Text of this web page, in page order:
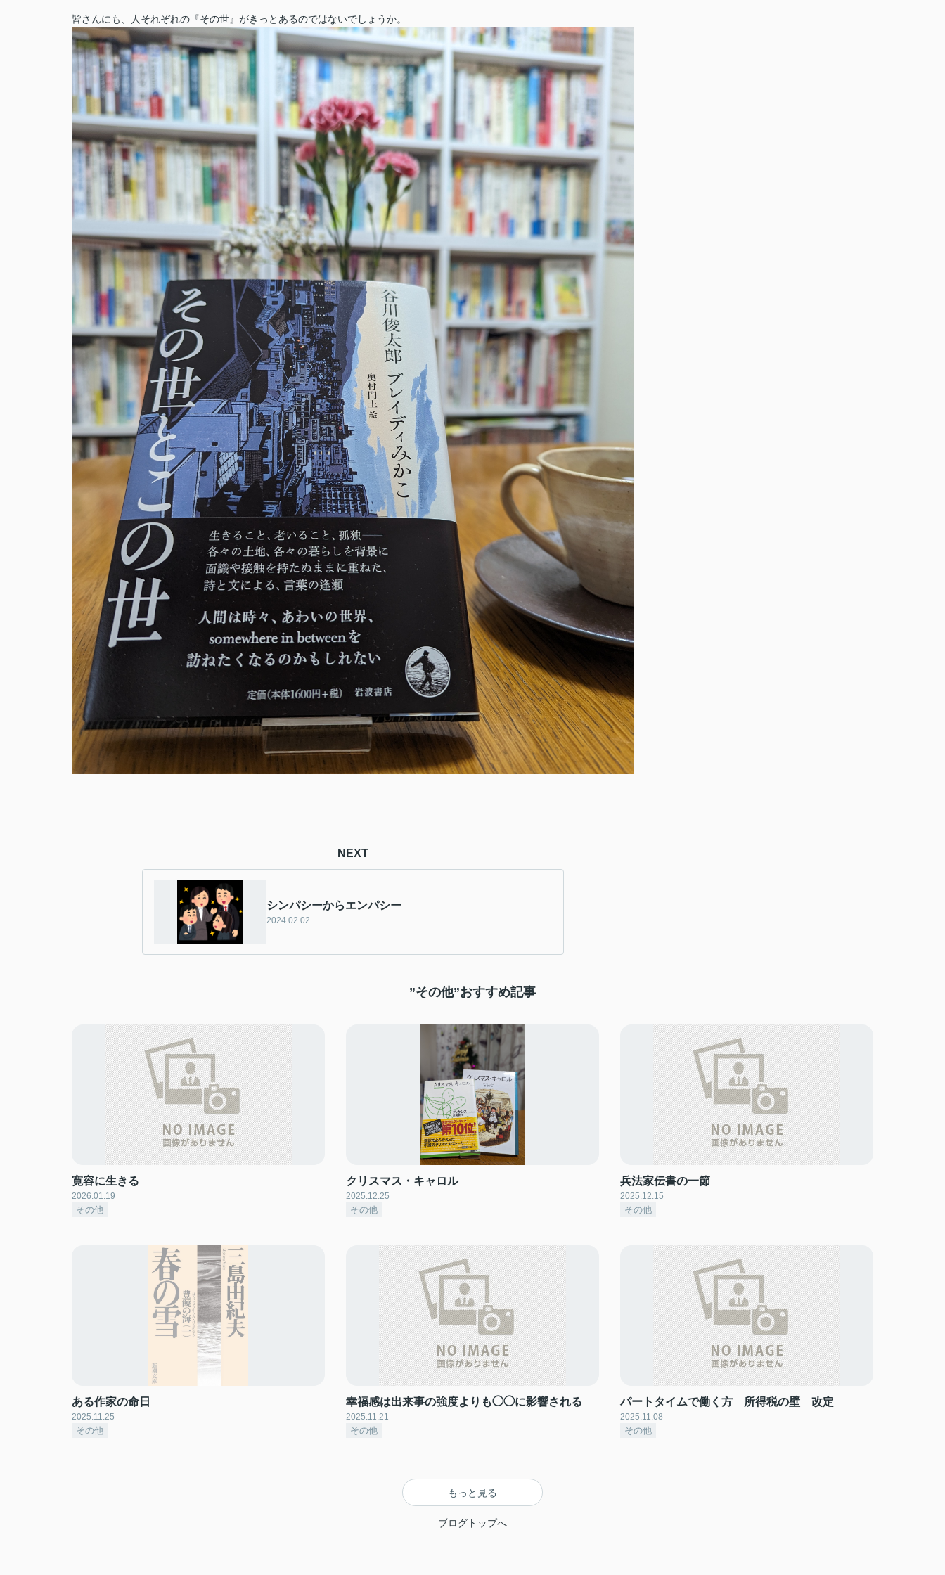
皆さんにも、人それぞれの『その世』がきっとあるのではないでしょうか。
NEXT
シンパシーからエンパシー
2024.02.02
”その他”おすすめ記事
寛容に生きる
2026.01.19
その他
クリスマス・キャロル
2025.12.25
その他
兵法家伝書の一節
2025.12.15
その他
ある作家の命日
2025.11.25
その他
幸福感は出来事の強度よりも◯◯に影響される
2025.11.21
その他
パートタイムで働く方 所得税の壁 改定
2025.11.08
その他
もっと見る
ブログトップへ